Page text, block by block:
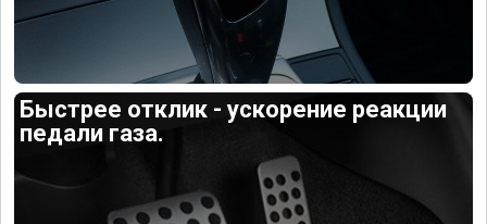
Быстрее отклик - ускорение реакции
педали газа.